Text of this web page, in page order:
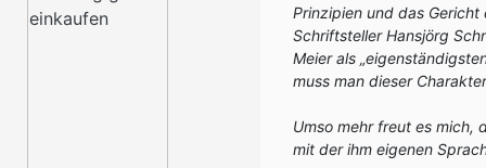
Prinzipien und das Gericht
Schriftsteller Hansjörg
Meier als
muss man dieser
Umso mehr freut es mich,
mit der ihm eigenen